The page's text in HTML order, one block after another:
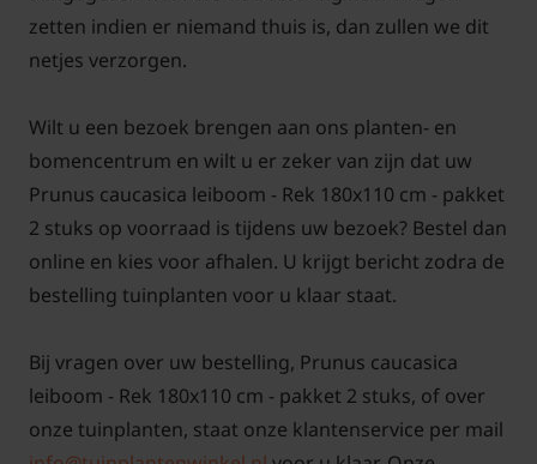
Voor snoei- en onderhoudstips voor de Lei-Laurier
klik hier!
zetten indien er niemand thuis is, dan zullen we dit
netjes verzorgen.
Wilt u een bezoek brengen aan ons planten- en
bomencentrum en wilt u er zeker van zijn dat uw
Prunus caucasica leiboom - Rek 180x110 cm - pakket
2 stuks op voorraad is tijdens uw bezoek? Bestel dan
online en kies voor afhalen. U krijgt bericht zodra de
bestelling tuinplanten voor u klaar staat.
Bij vragen over uw bestelling, Prunus caucasica
leiboom - Rek 180x110 cm - pakket 2 stuks, of over
onze tuinplanten, staat onze klantenservice per mail